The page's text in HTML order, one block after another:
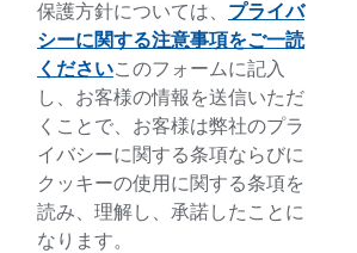
保護方針については、 プライバ
シーに関する注意事項をご一読
くださいこのフォームに記入
し、お客様の情報を送信いただ
くことで、お客様は弊社のプラ
イバシーに関する条項ならびに
クッキーの使用に関する条項を
読み、理解し、承諾したことに
なります。